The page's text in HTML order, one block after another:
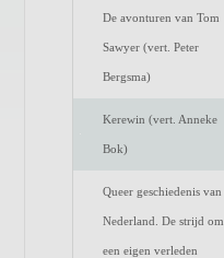
De avonturen van Tom
Sawyer (vert. Peter
Bergsma)
Kerewin (vert. Anneke
Bok)
Queer geschiedenis van
Nederland. De strijd om
een eigen verleden